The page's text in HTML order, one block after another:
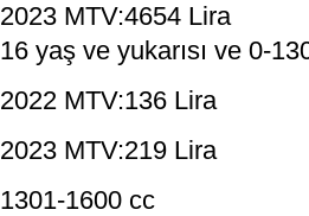
2023 MTV:4654 Lira
16 yaş ve yukarısı ve 0-
2022 MTV:136 Lira
2023 MTV:219 Lira
1301-1600 cc